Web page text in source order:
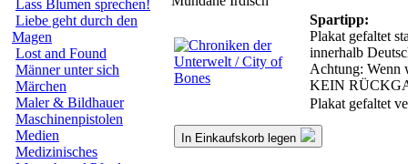
Lass Blumen sprechen!
Liebe geht durch den
Magen
Lost and Found
Männer unter sich
Märchen
Maler & Bildhauer
Maschinenpistolen
Medien
Medizinisches
Spartipp:
Plakat gefaltet
innerhalb
Achtung: Wenn
KEIN
Plakat gefaltet
In Einkaufskorb legen